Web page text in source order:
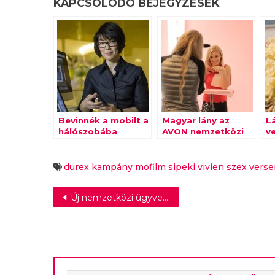
KAPCSOLÓDÓ BEJEGYZÉSEK
Bevinnék a mobilt a
hálószobába
Magyar lány az
AVON nemzetközi
durex kampány mofilm sipeki vivien szex
Bejegyzés
Új nemzetközi ügyvezető a ForestView-nál